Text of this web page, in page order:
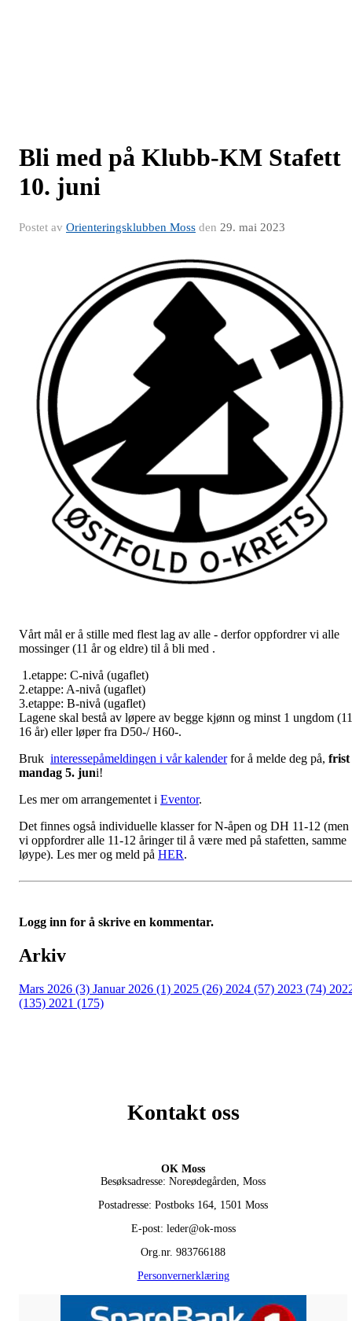
Bli med på Klubb-KM Stafett
10. juni
Postet av Orienteringsklubben Moss den 29. mai 2023
Vårt mål er å stille med flest lag av alle - derfor oppfordrer vi alle
mossinger (11 år og eldre) til å bli med .
1.etappe: C-nivå (ugaflet)
2.etappe: A-nivå (ugaflet)
3.etappe: B-nivå (ugaflet)
Lagene skal bestå av løpere av begge kjønn og minst 1 ungdom
16 år) eller løper fra D50-/ H60-.
Bruk interessepåmeldingen i vår kalenderfor å melde deg på, frist
mandag 5. juni!
Les mer om arrangementet i Eventor.
Det finnes også individuelle klasser for N-åpen og DH 11-12 (men
vi oppfordrer alle 11-12 åringer til å være med på stafetten, samme
løype). Les mer og meld på HER.
Logg inn for å skrive en kommentar.
Arkiv
Mars 2026 (3) Januar 2026 (1) 2025 (26) 2024 (57) 2023 (74)
(135) 2021 (175)
Kontakt oss
OK Moss
Besøksadresse: Noreødegården, Moss
Postadresse: Postboks 164, 1501 Moss
E-post: leder@ok-moss
Org.nr. 983766188
Personvernerklæring